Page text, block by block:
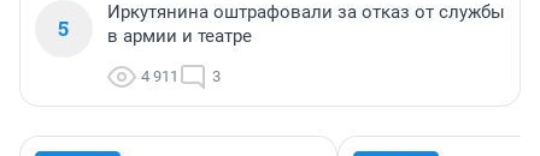
5
Иркутянина оштрафовали за отказ от службы
в армии и театре
4 911 3